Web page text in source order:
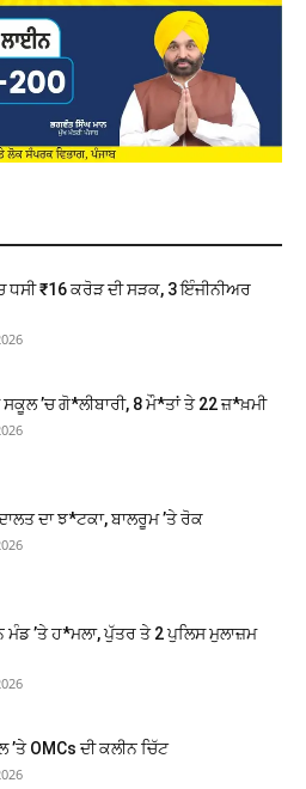
ਧਸੀ ₹16 ਕਰੋੜ ਦੀ ਸੜਕ, 3 ਇੰਜੀਨੀਅਰ
’ਚ ਗੋ*ਲੀਬਾਰੀ, 8 ਮੌ*ਤਾਂ ਤੇ 22 ਜ਼*ਖ਼ਮੀ
ਦਾ ਝ*ਟਕਾ, ਬਾਲਰੂਮ ’ਤੇ ਰੋਕ
’ਤੇ ਹ*ਮਲਾ, ਪੁੱਤਰ ਤੇ 2 ਪੁਲਿਸ ਮੁਲਾਜ਼ਮ
’ਤੇ OMCs ਦੀ ਕਲੀਨ ਚਿੱਟ